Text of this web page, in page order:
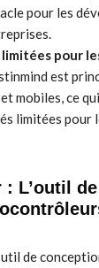
pour les
pour
est
mobiles, ce
limitées pour
: L’outil
de